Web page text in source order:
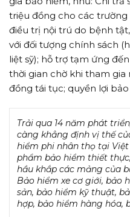
triệu đồng cho các
điều trị nội trú do bệnh
với đối tượng chính sách
liệt sỹ); hỗ trợ tạm ứng
thời gian chờ khi tham
đồng tái tục; quyền lợi
Trải qua 14 năm phát
càng khẳng định vị thế
hiểm phi nhân thọ tại
phẩm bảo hiểm thiết
hầu khắp các mảng của
Bảo hiểm xe cơ giới, bảo
sản, bảo hiểm kỹ thuật,
hợp, bảo hiểm hàng hóa,